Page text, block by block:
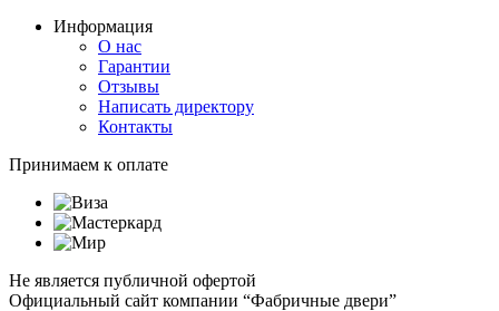
Информация
О нас
Гарантии
Отзывы
Написать директору
Контакты
Принимаем к оплате
Не является публичной офертой
Официальный сайт компании “Фабричные двери”